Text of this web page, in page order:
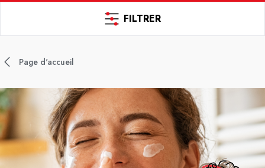
FILTRER
Page d'accueil